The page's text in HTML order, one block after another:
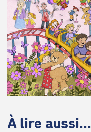
À lire aussi...